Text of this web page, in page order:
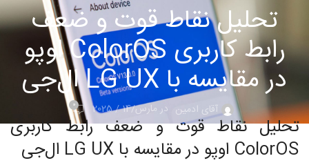
تحلیل نقاط قوت و ضعف
رابط کاربری ColorOS اوپو
در مقایسه با LG UX ال‌جی
آقای ادمین در مارس/14 / 2025 0
تحلیل نقاط قوت و ضعف رابط کاربری
ColorOS اوپو در مقایسه با LG UX ال‌جی